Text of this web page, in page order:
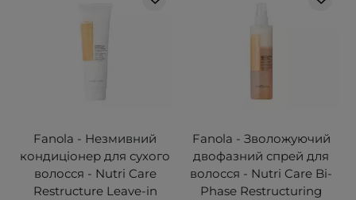
Fanola - Незмивний
кондиціонер для сухого
волосся - Nutri Care
Restructure Leave-in
Fanola - Зволожуючий
двофазний спрей для
волосся - Nutri Care Bi-
Phase Restructuring